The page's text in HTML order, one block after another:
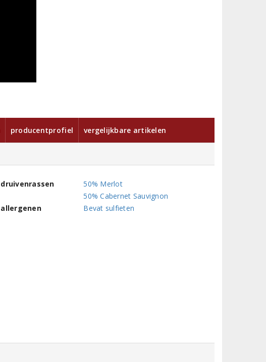
producentprofiel vergelijkbare artikelen
druivenrassen
50% Merlot
50% Cabernet Sauvignon
allergenen
Bevat sulfieten